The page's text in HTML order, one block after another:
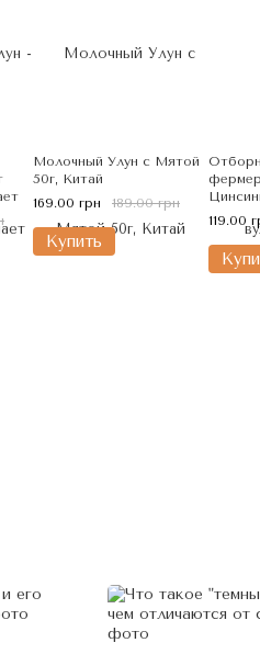
Молочный Улун с Мятой
50г, Китай
169.00 грн
189.00 грн
Купить
8г,
119.00